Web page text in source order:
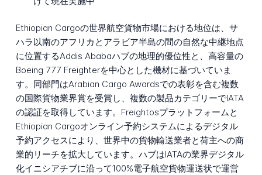
Ethiopian Cargoの世界航空貨物市場における地位は、サ
ハラ以南のアフリカとアラビア半島の間の自然な中継地点
に位置するAddis Ababaハブの地理的優位性と、高容量の
Boeing 777 Freighterを中心とした機材に基づいていま
す。同部門はArabian Cargo Awardsでの表彰を含む複数
の国際貨物業界賞を受賞し、複数の製品カテゴリーでIATA
の認証を取得しています。Freightosプラットフォームと
Ethiopian Cargoオンライン予約システムによるデジタル
予約アクセスにより、世界中の貨物輸送業者と荷主への商
業的リーチを拡大しています。ハブはIATAの業界デジタル
化イニシアチブに沿って100%電子航空貨物運送状で運営